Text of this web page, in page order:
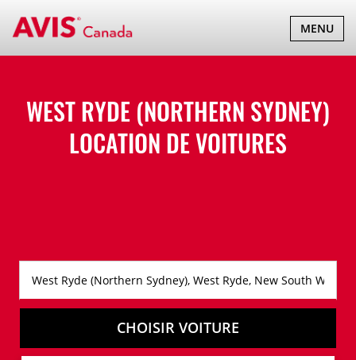
BASCULER
LA
MENU
WEST RYDE (NORTHERN SYDNEY)
LOCATION DE VOITURES
CHOISIR VOITURE